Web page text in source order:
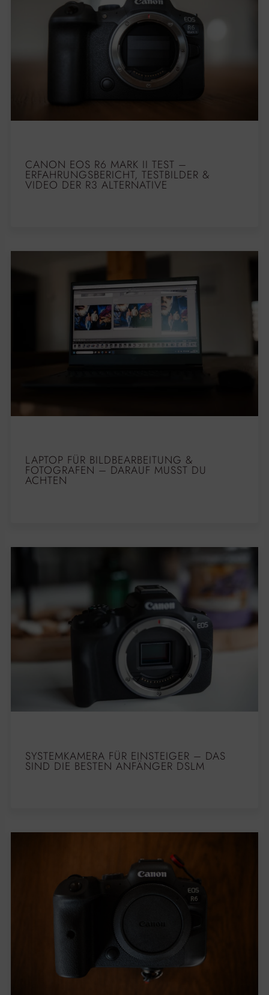
CANON EOS R6 MARK II TEST –
ERFAHRUNGSBERICHT, TESTBILDER &
VIDEO DER R3 ALTERNATIVE
LAPTOP FÜR BILDBEARBEITUNG &
FOTOGRAFEN – DARAUF MUSST DU
ACHTEN
SYSTEMKAMERA FÜR EINSTEIGER – DAS
SIND DIE BESTEN ANFÄNGER DSLM